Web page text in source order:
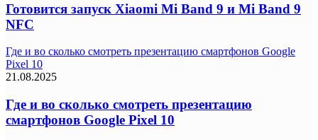
Готовится запуск Xiaomi Mi Band 9 и Mi Band 9
NFC
Где и во сколько смотреть презентацию смартфонов Google
Pixel 10
21.08.2025
Где и во сколько смотреть презентацию
смартфонов Google Pixel 10